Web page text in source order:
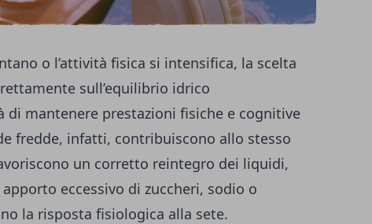
o l’attività fisica si intensifica, la scelta
sull’equilibrio idrico
di mantenere prestazioni fisiche e cognitive
fredde, infatti, contribuiscono allo stesso
un corretto reintegro dei liquidi,
eccessivo di zuccheri, sodio o
la risposta fisiologica alla sete.